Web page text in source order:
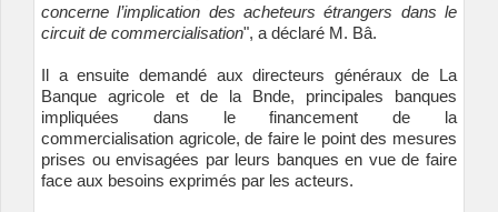
concerne l’implication des acheteurs étrangers dans le
circuit de commercialisation", a déclaré M. Bâ.
Il a ensuite demandé aux directeurs généraux de La
Banque agricole et de la Bnde, principales banques
impliquées dans le financement de la
commercialisation agricole, de faire le point des mesures
prises ou envisagées par leurs banques en vue de faire
face aux besoins exprimés par les acteurs.